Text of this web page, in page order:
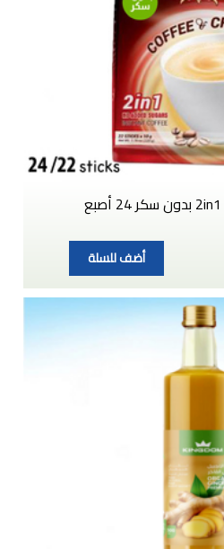
أضف للسلة